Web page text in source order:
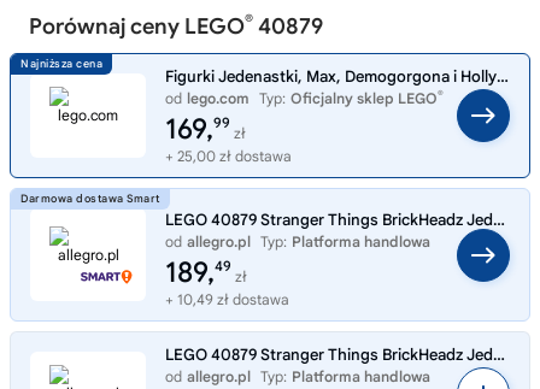
Porównaj ceny LEGO® 40879
Figurki Jedenastki, Max, Demogorgona i Holly 40879
od lego.com Typ: Oficjalny sklep LEGO®
169,99
zł
+ 25,00 zł dostawa
LEGO 40879 Stranger Things BrickHeadz Jedenastka Max Demogorgon Holly NOWE
od allegro.pl Typ: Platforma handlowa
189,49
zł
+ 10,49 zł dostawa
LEGO 40879 Stranger Things BrickHeadz Jedenastka Max Demogorgon Holly NOWE
od allegro.pl Typ: Platforma handlowa